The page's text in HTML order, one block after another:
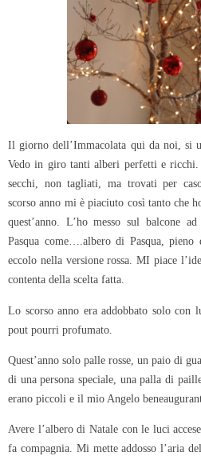
Il giorno dell’Immacolata qui da noi, si
Vedo in giro tanti alberi perfetti e
secchi, non tagliati, ma trovati per
scorso anno mi è piaciuto così tanto che
quest’anno. L’ho messo sul balcone
Pasqua come….albero di Pasqua,
eccolo nella versione rossa. MI piace
contenta della scelta fatta.
Lo scorso anno era addobbato solo con
pout pourri profumato.
Quest’anno solo palle rosse, un paio di
di una persona speciale, una palla di
erano piccoli e il mio Angelo
Avere l’albero di Natale con le luci
fa compagnia. Mi mette addosso l’aria